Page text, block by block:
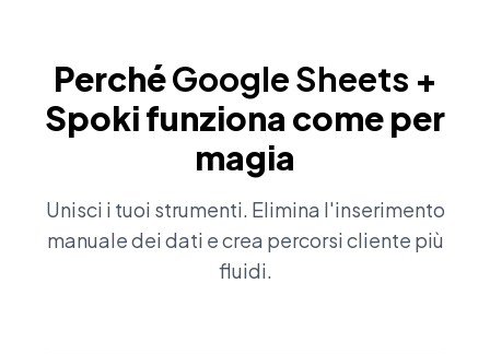
PerchéGoogle Sheets +
Spoki funziona come per
magia
Unisci i tuoi strumenti. Elimina l'inserimento
manuale dei dati e crea percorsi cliente più
fluidi.